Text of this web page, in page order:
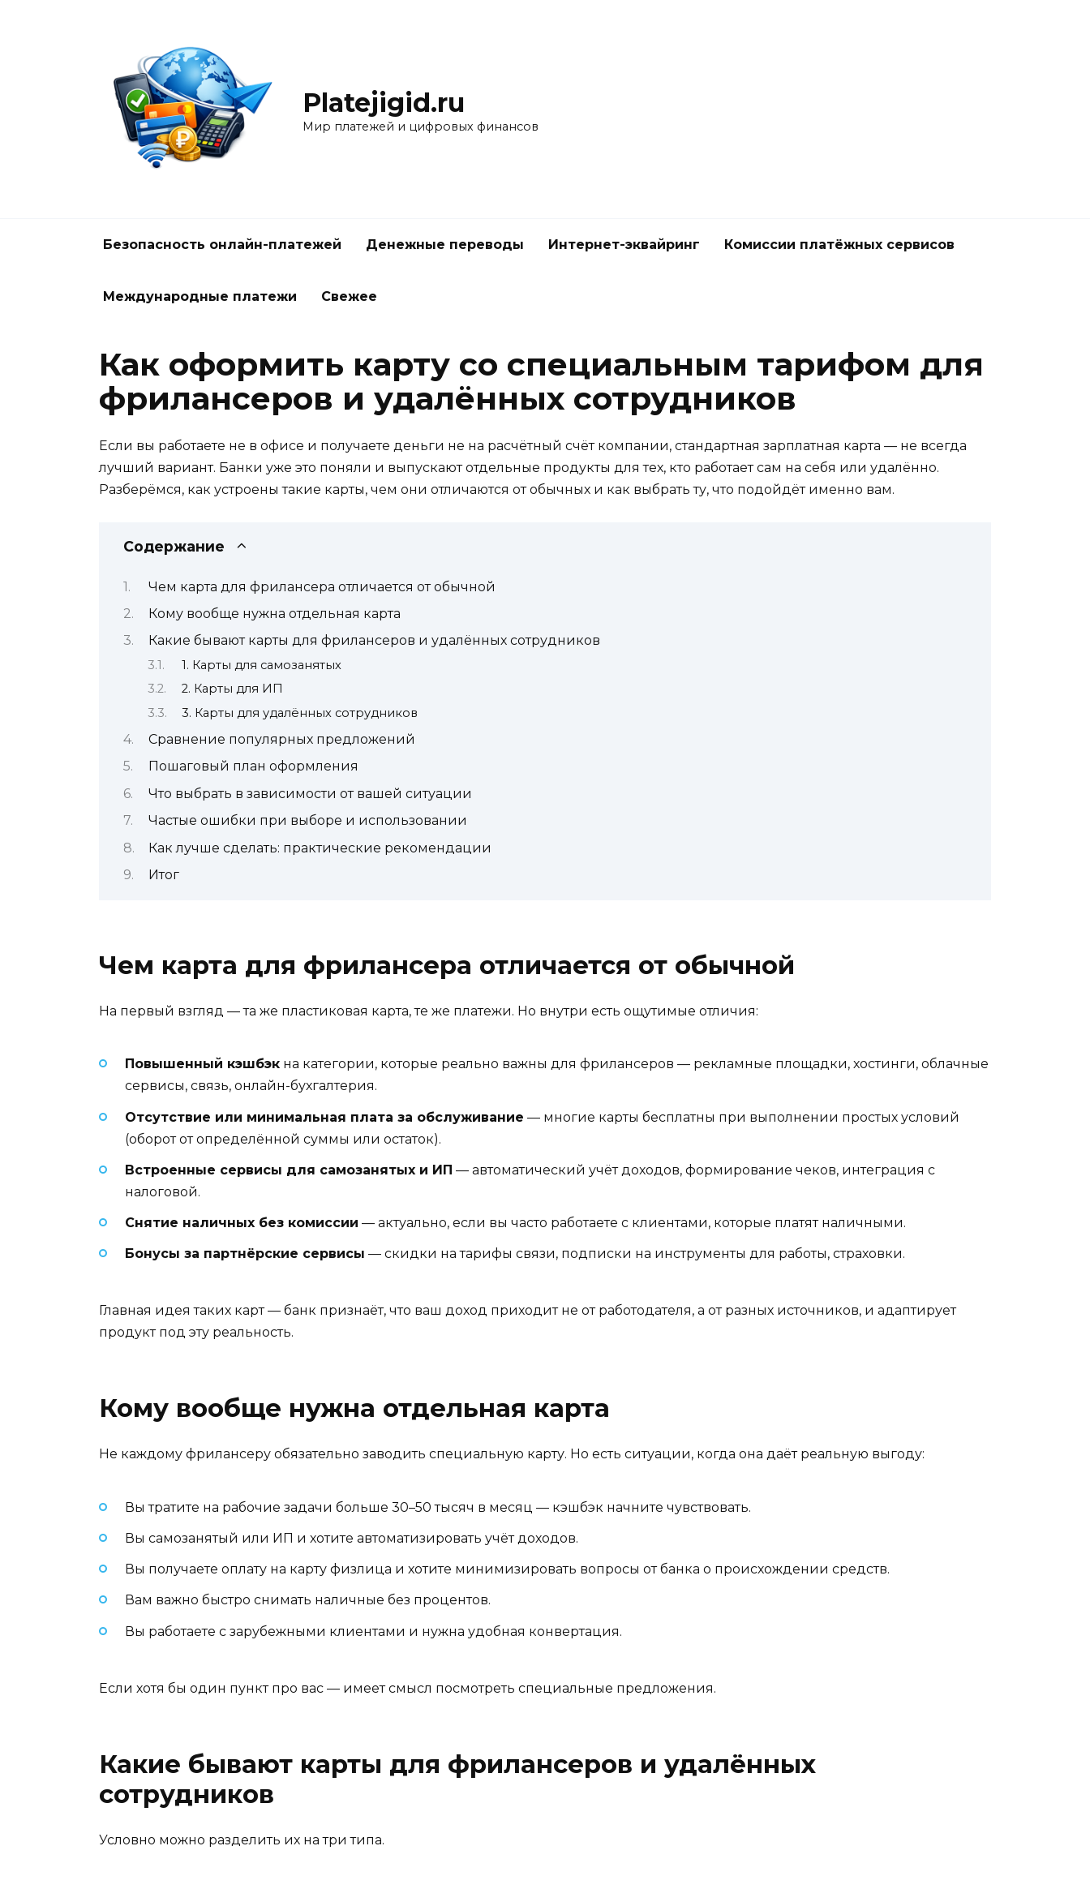
Platejigid.ru
Мир платежей и цифровых финансов
Безопасность онлайн-платежей Денежные переводы Интернет-эквайринг Комиссии платёжных сервисов
Международные платежи Свежее
Как оформить карту со специальным тарифом для
фрилансеров и удалённых сотрудников
Если вы работаете не в офисе и получаете деньги не на расчётный счёт компании, стандартная зарплатная карта — не всегда
лучший вариант. Банки уже это поняли и выпускают отдельные продукты для тех, кто работает сам на себя или удалённо.
Разберёмся, как устроены такие карты, чем они отличаются от обычных и как выбрать ту, что подойдёт именно вам.
Содержание
Чем карта для фрилансера отличается от обычной
Кому вообще нужна отдельная карта
Какие бывают карты для фрилансеров и удалённых сотрудников
1. Карты для самозанятых
2. Карты для ИП
3. Карты для удалённых сотрудников
Сравнение популярных предложений
Пошаговый план оформления
Что выбрать в зависимости от вашей ситуации
Частые ошибки при выборе и использовании
Как лучше сделать: практические рекомендации
Итог
Чем карта для фрилансера отличается от обычной
На первый взгляд — та же пластиковая карта, те же платежи. Но внутри есть ощутимые отличия:
Повышенный кэшбэк на категории, которые реально важны для фрилансеров — рекламные площадки, хостинги, облачные
сервисы, связь, онлайн-бухгалтерия.
Отсутствие или минимальная плата за обслуживание — многие карты бесплатны при выполнении простых условий
(оборот от определённой суммы или остаток).
Встроенные сервисы для самозанятых и ИП — автоматический учёт доходов, формирование чеков, интеграция с
налоговой.
Снятие наличных без комиссии — актуально, если вы часто работаете с клиентами, которые платят наличными.
Бонусы за партнёрские сервисы — скидки на тарифы связи, подписки на инструменты для работы, страховки.
Главная идея таких карт — банк признаёт, что ваш доход приходит не от работодателя, а от разных источников, и адаптирует
продукт под эту реальность.
Кому вообще нужна отдельная карта
Не каждому фрилансеру обязательно заводить специальную карту. Но есть ситуации, когда она даёт реальную выгоду:
Вы тратите на рабочие задачи больше 30–50 тысяч в месяц — кэшбэк начните чувствовать.
Вы самозанятый или ИП и хотите автоматизировать учёт доходов.
Вы получаете оплату на карту физлица и хотите минимизировать вопросы от банка о происхождении средств.
Вам важно быстро снимать наличные без процентов.
Вы работаете с зарубежными клиентами и нужна удобная конвертация.
Если хотя бы один пункт про вас — имеет смысл посмотреть специальные предложения.
Какие бывают карты для фрилансеров и удалённых
сотрудников
Условно можно разделить их на три типа.